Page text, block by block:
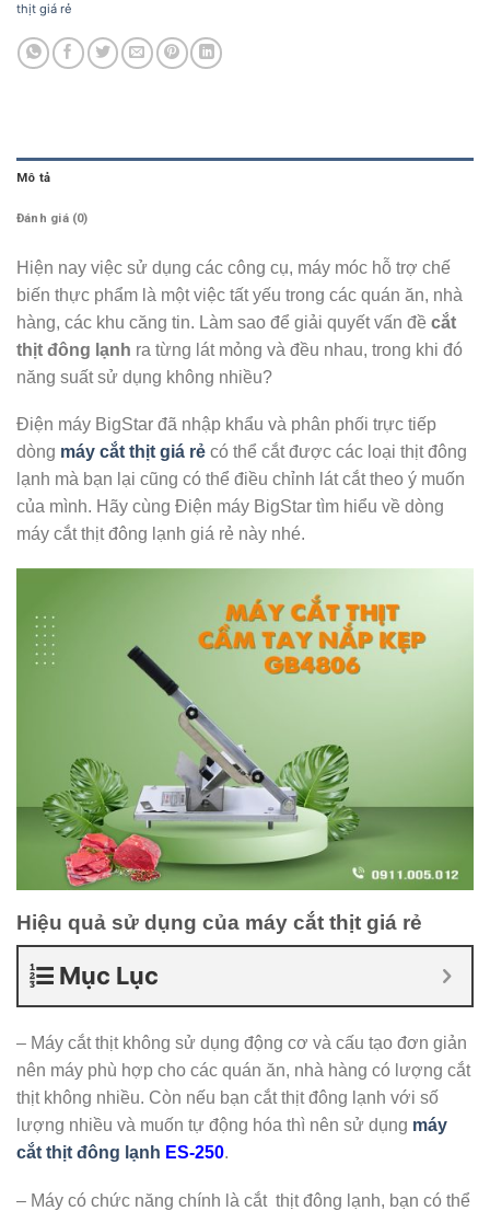
thịt giá rẻ
Mô tả
Đánh giá (0)
Hiện nay việc sử dụng các công cụ, máy móc hỗ trợ chế
biến thực phẩm là một việc tất yếu trong các quán ăn, nhà
hàng, các khu căng tin. Làm sao để giải quyết vấn đề cắt
thịt đông lạnh ra từng lát mỏng và đều nhau, trong khi đó
năng suất sử dụng không nhiều?
Điện máy BigStar đã nhập khẩu và phân phối trực tiếp
dòng máy cắt thịt giá rẻ có thể cắt được các loại thịt đông
lạnh mà bạn lại cũng có thể điều chỉnh lát cắt theo ý muốn
của mình. Hãy cùng Điện máy BigStar tìm hiểu về dòng
máy cắt thịt đông lạnh giá rẻ này nhé.
Hiệu quả sử dụng của máy cắt thịt giá rẻ
Mục Lục
– Máy cắt thịt không sử dụng động cơ và cấu tạo đơn giản
nên máy phù hợp cho các quán ăn, nhà hàng có lượng cắt
thịt không nhiều. Còn nếu bạn cắt thịt đông lạnh với số
lượng nhiều và muốn tự động hóa thì nên sử dụng máy
cắt thịt đông lạnh ES-250.
– Máy có chức năng chính là cắt thịt đông lạnh, bạn có thể